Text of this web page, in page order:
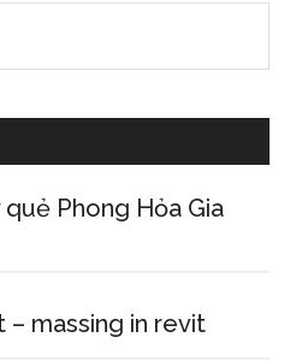
Phong Hỏa Gia
massing in revit